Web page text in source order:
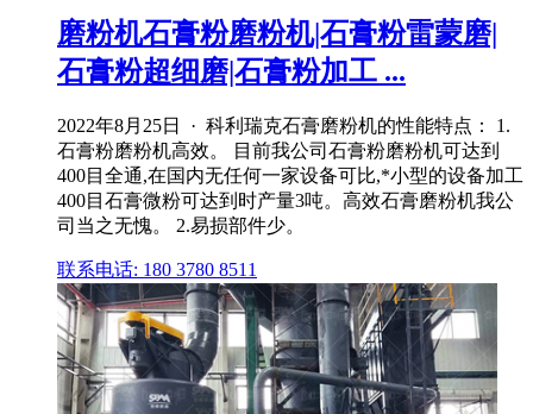
磨粉机石膏粉磨粉机|石膏粉雷蒙磨|
石膏粉超细磨|石膏粉加工 ...
2022年8月25日 · 科利瑞克石膏磨粉机的性能特点： 1.
石膏粉磨粉机高效。 目前我公司石膏粉磨粉机可达到
400目全通,在国内无任何一家设备可比,*小型的设备加工
400目石膏微粉可达到时产量3吨。高效石膏磨粉机我公
司当之无愧。 2.易损部件少。
联系电话: 180 3780 8511